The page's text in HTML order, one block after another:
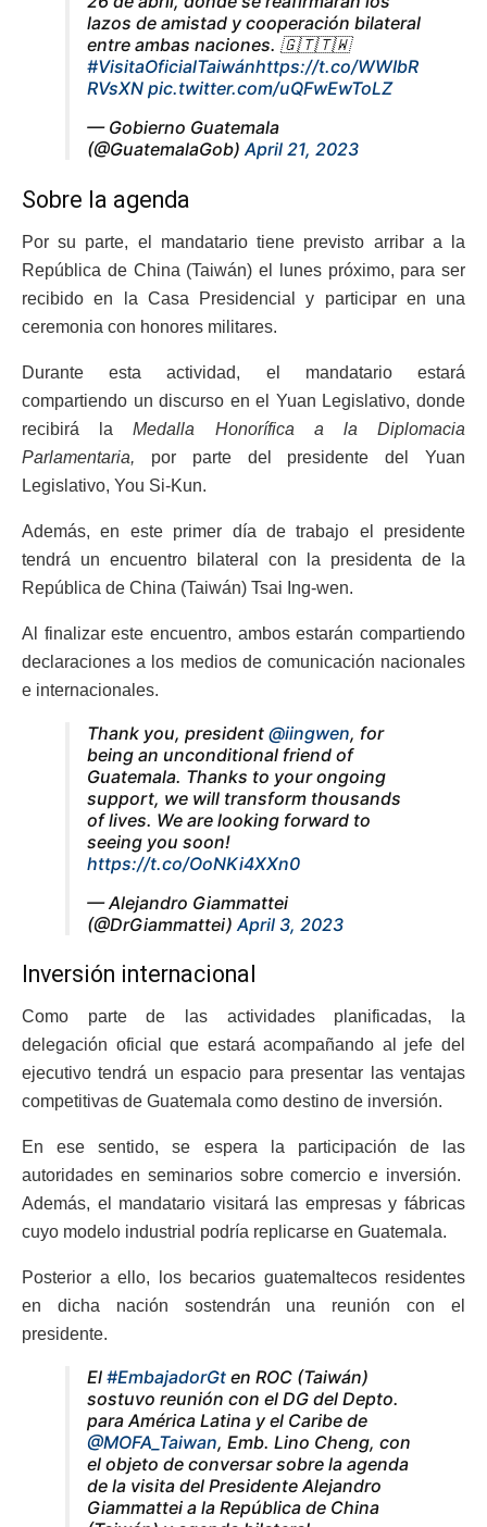
lazos de amistad y cooperación bilateral
entre ambas naciones. 🇬🇹🇹🇼
#VisitaOficialTaiwánhttps://t.co/WWIbR
RVsXN pic.twitter.com/uQFwEwToLZ
— Gobierno Guatemala
(@GuatemalaGob)April 21, 2023
Sobre la agenda
Por su parte, el mandatario tiene previsto arribar a la
República de China (Taiwán) el lunes próximo, para ser
recibido en la Casa Presidencial y participar en una
ceremonia con honores militares.
Durante esta actividad, el mandatario estará
compartiendo un discurso en el Yuan Legislativo, donde
recibirá laMedalla Honorífica a la Diplomacia
Parlamentaria, por parte del presidente del Yuan
Legislativo, You Si-Kun.
Además, en este primer día de trabajo el presidente
tendrá un encuentro bilateral con la presidenta de la
República de China (Taiwán) Tsai Ing-wen.
Al finalizar este encuentro, ambos estarán compartiendo
declaraciones a los medios de comunicación nacionales
e internacionales.
Thank you, president @iingwen, for
being an unconditional friend of
Guatemala. Thanks to your ongoing
support, we will transform thousands
of lives. We are looking forward to
seeing you soon!
https://t.co/OoNKi4XXn0
— Alejandro Giammattei
(@DrGiammattei) April 3, 2023
Inversión internacional
Como parte de las actividades planificadas, la
delegación oficial que estará acompañando al jefe del
ejecutivo tendrá un espacio para presentar las ventajas
competitivas de Guatemala como destino de inversión.
En ese sentido, se espera la participación de las
autoridades en seminarios sobre comercio e inversión.
Además, el mandatario visitará las empresas y fábricas
cuyo modelo industrial podría replicarse en Guatemala.
Posterior a ello, los becarios guatemaltecos residentes
en dicha nación sostendrán una reunión con el
presidente.
El #EmbajadorGt en ROC (Taiwán)
sostuvo reunión con el DG del Depto.
para América Latina y el Caribe de
@MOFA_Taiwan, Emb. Lino Cheng, con
el objeto de conversar sobre la agenda
de la visita del Presidente Alejandro
Giammattei a la República de China